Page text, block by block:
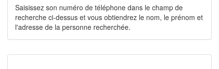
Saisissez son numéro de téléphone dans le champ de
recherche ci-dessus et vous obtiendrez le nom, le prénom et
l'adresse de la personne recherchée.